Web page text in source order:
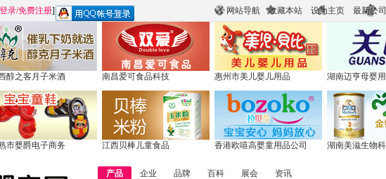
网站导航 收藏本站 设为主页 最新公司
录/免费注册]
醇之客月子米酒 南昌爱可食品科技 惠州市美儿婴儿用品 湖南迈亨母婴
市婴爵电子商务 江西贝棒儿童食品 香港欧嘻高婴童用品公司 湖南美滋生物
产品 企业 品牌 百科 展会 资讯